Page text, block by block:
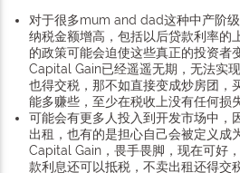
对于很多mum and dad这种中产阶
纳税金额增高，包括以后贷款利率的
的政策可能会迫使这些真正的投资者
Capital Gain已经遥遥无期，无法实
也得交税，那不如直接变成炒房团，
能多赚些，至少在税收上没有任何损
可能会有更多人投入到开发市场中，
出租，也有的是担心自己会被定义成
Capital Gain，畏手畏脚，现在可好
款利息还可以抵税，不卖出租还得交